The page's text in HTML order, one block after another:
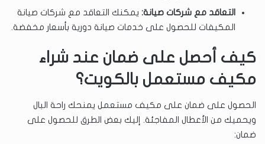
التعاقد مع شركات صيانة: يمكنك التعاقد مع شركات صيانة
المكيفات للحصول على خدمات صيانة دورية بأسعار مخفضة.
كيف أحصل على ضمان عند شراء
مكيف مستعمل بالكويت؟
الحصول على ضمان على مكيف مستعمل يمنحك راحة البال
ويحميك من الأعطال المفاجئة. إليك بعض الطرق للحصول على
ضمان: